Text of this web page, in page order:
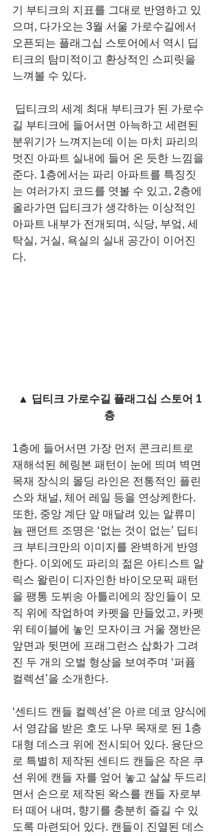
기 부티크의 지표를 그대로 반영하고 있
으며, 다가오는 3월 서울 가로수길에서
오픈되는 플래그십 스토어에서 역시 딥
티크의 탐미적이고 환상적인 스피릿을
느껴볼 수 있다.
길 부티크에 들어서면 아늑하고 세련된
분위기가 느껴지는데 이는 마치 파리의
멋진 아파트 실내에 들어 온 듯한 느낌을
준다. 1층에서는 파리 아파트를 특징짓
는 여러가지 코드를 엿볼 수 있고, 2층에
올라가면 딥티크가 생각하는 이상적인
아파트 내부가 전개되며, 식당, 부엌, 세
탁실, 거실, 욕실의 실내 공간이 이어진
다.
▲ 딥티크 가로수길 플래그십 스토어 1
층
1층에 들어서면 가장 먼저 콘크리트로
재해석된 헤링본 패턴이 눈에 띄며 벽면
목재 장식의 몰딩 라인은 전통적인 플린
스와 채널, 체어 레일 등을 연상케한다.
또한, 중앙 계단 앞 매달려 있는 알류미
늄 팬던트 조명은 ‘없는 것이 없는’ 딥티
크 부티크만의 이미지를 완벽하게 반영
한다. 이외에도 파리의 젊은 아티스트 알
릭스 왈린이 디자인한 바이오모픽 패턴
을 팽통 도뷔송 아틀리에의 장인들이 모
직 위에 작업하여 카펫을 만들었고, 카펫
위 테이블에 놓인 모자이크 거울 쟁반은
앞면과 뒷면에 프래그런스 삽화가 그려
진 두 개의 오벌 형상을 보여주며 ‘퍼퓸
컬렉션’을 소개한다.
‘센티드 캔들 컬렉션’은 아르 데코 양식에
서 영감을 받은 호도 나무 목재로 된 1층
대형 데스크 위에 전시되어 있다. 융단으
로 특별히 제작된 센티드 캔들은 작은 쿠
션 위에 캔들 자를 엎어 놓고 살살 두드리
면서 손으로 제작된 왁스를 캔들 자로부
터 떼어 내며, 향기를 충분히 즐길 수 있
도록 마련되어 있다. 캔들이 진열된 데스